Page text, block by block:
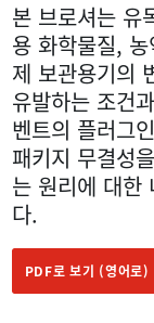
본 브로셔는 유
용 화학물질,
제 보관용기의
유발하는 조건
벤트의 플러그
패키지 무결성
는 원리에 대한
다.
PDF로 보기 (영어로)